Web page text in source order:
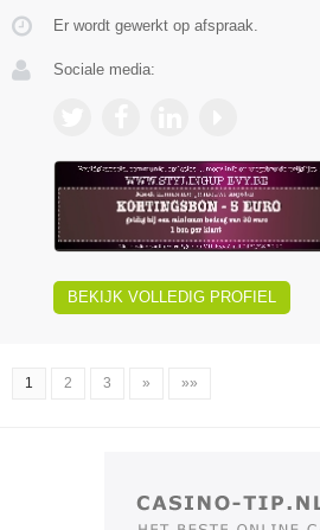
Er wordt gewerkt op afspraak.
Sociale media:
BEKIJK VOLLEDIG PROFIEL
1 2 3 » »»